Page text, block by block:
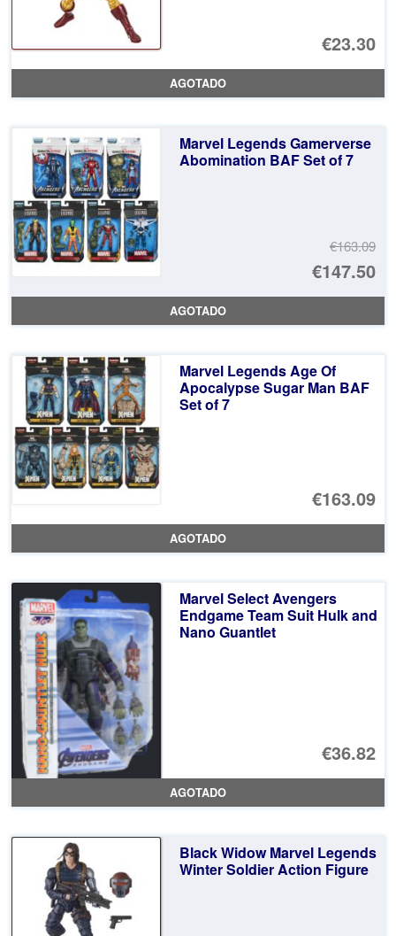
€23.30
AGOTADO
Marvel Legends Gamerverse
Abomination BAF Set of 7
€163.09
El
€147.50
El
AGOTADO
Marvel Legends Age Of
Apocalypse Sugar Man BAF
Set of 7
€163.09
AGOTADO
Marvel Select Avengers
Endgame Team Suit Hulk and
Nano Guantlet
€36.82
AGOTADO
Black Widow Marvel Legends
Winter Soldier Action Figure